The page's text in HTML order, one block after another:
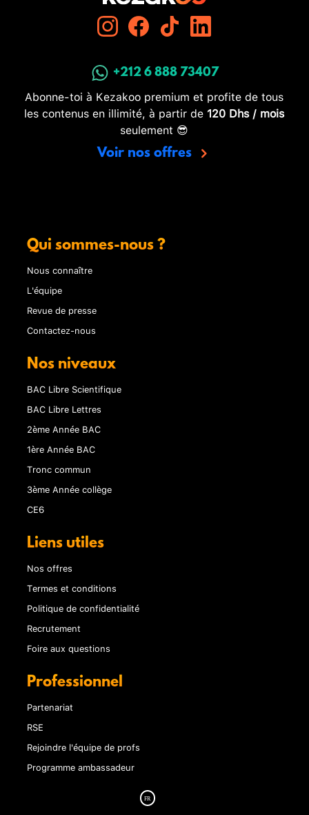
+212 6 888 73407
Abonne-toi à Kezakoo premium et profite de tous
les contenus en illimité, à partir de 120 Dhs / mois
seulement 😎
Voir nos offres
Qui sommes-nous ?
Nous connaître
L'équipe
Revue de presse
Contactez-nous
Nos niveaux
BAC Libre Scientifique
BAC Libre Lettres
2ème Année BAC
1ère Année BAC
Tronc commun
3ème Année collège
CE6
Liens utiles
Nos offres
Termes et conditions
Politique de confidentialité
Recrutement
Foire aux questions
Professionnel
Partenariat
RSE
Rejoindre l'équipe de profs
Programme ambassadeur